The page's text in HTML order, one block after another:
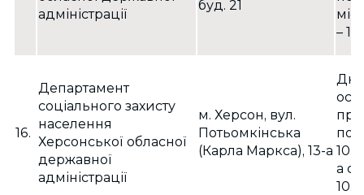
адміністрації
буд. 21
–
16.
Департамент
соціального захисту
населення
Херсонської обласної
державної
адміністрації
м. Херсон, вул.
Потьомкінська
(Карла Маркса), 13-а
Дні
а